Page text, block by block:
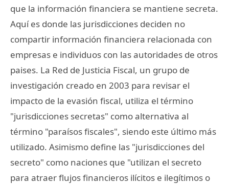
que la información financiera se mantiene secreta.
Aquí es donde las jurisdicciones deciden no
compartir información financiera relacionada con
empresas e individuos con las autoridades de otros
paises. La Red de Justicia Fiscal, un grupo de
investigación creado en 2003 para revisar el
impacto de la evasión fiscal, utiliza el término
"jurisdicciones secretas" como alternativa al
término "paraísos fiscales", siendo este último más
utilizado. Asimismo define las "jurisdicciones del
secreto" como naciones que "utilizan el secreto
para atraer flujos financieros ilícitos e ilegítimos o